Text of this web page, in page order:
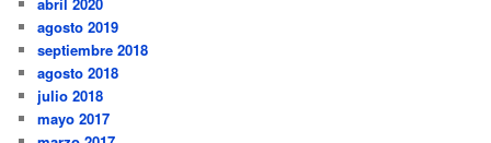
agosto 2019
septiembre 2018
agosto 2018
julio 2018
mayo 2017